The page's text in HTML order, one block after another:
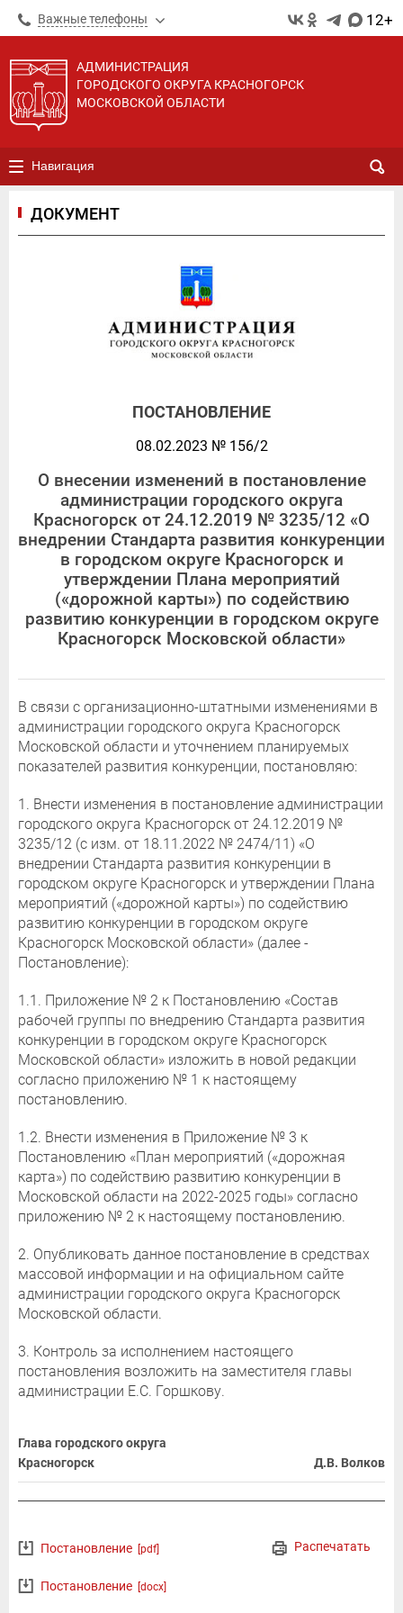
Важные телефоны 12+
АДМИНИСТРАЦИЯ
ГОРОДСКОГО ОКРУГА КРАСНОГОРСК
МОСКОВСКОЙ ОБЛАСТИ
Навигация
ДОКУМЕНТ
ПОСТАНОВЛЕНИЕ
08.02.2023 № 156/2
О внесении изменений в постановление
администрации городского округа
Красногорск от 24.12.2019 № 3235/12 «О
внедрении Стандарта развития конкуренции
в городском округе Красногорск и
утверждении Плана мероприятий
(«дорожной карты») по содействию
развитию конкуренции в городском округе
Красногорск Московской области»
В связи с организационно-штатными изменениями в
администрации городского округа Красногорск
Московской области и уточнением планируемых
показателей развития конкуренции, постановляю:
1. Внести изменения в постановление администрации
городского округа Красногорск от 24.12.2019 №
3235/12 (с изм. от 18.11.2022 № 2474/11) «О
внедрении Стандарта развития конкуренции в
городском округе Красногорск и утверждении Плана
мероприятий («дорожной карты») по содействию
развитию конкуренции в городском округе
Красногорск Московской области» (далее -
Постановление):
1.1. Приложение № 2 к Постановлению «Состав
рабочей группы по внедрению Стандарта развития
конкуренции в городском округе Красногорск
Московской области» изложить в новой редакции
согласно приложению № 1 к настоящему
постановлению.
1.2. Внести изменения в Приложение № 3 к
Постановлению «План мероприятий («дорожная
карта») по содействию развитию конкуренции в
Московской области на 2022-2025 годы» согласно
приложению № 2 к настоящему постановлению.
2. Опубликовать данное постановление в средствах
массовой информации и на официальном сайте
администрации городского округа Красногорск
Московской области.
3. Контроль за исполнением настоящего
постановления возложить на заместителя главы
администрации Е.С. Горшкову.
Глава городского округа
Красногорск
Д.В. Волков
Распечатать
Постановление [pdf]
Постановление [docx]